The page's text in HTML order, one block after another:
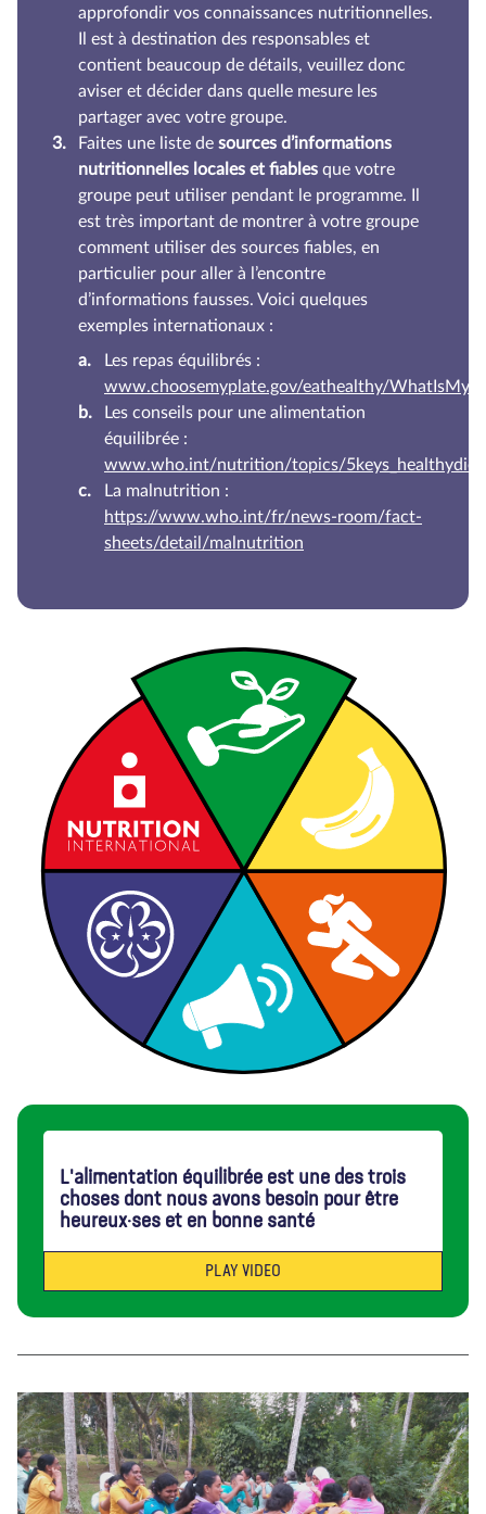
approfondir vos connaissances nutritionnelles.
Il est à destination des responsables et
contient beaucoup de détails, veuillez donc
aviser et décider dans quelle mesure les
partager avec votre groupe.
Faites une liste de sources d’informations
nutritionnelles locales et fiables que votre
groupe peut utiliser pendant le programme. Il
est très important de montrer à votre groupe
comment utiliser des sources fiables, en
particulier pour aller à l’encontre
d’informations fausses. Voici quelques
exemples internationaux :
Les repas équilibrés :
www.choosemyplate.gov/eathealthy/
Les conseils pour une alimentation
équilibrée :
www.who.int/nutrition/topics/
La malnutrition :
https://www.who.int/fr/news-room/fact-
sheets/detail/malnutrition
L'alimentation équilibrée est une des trois
choses dont nous avons besoin pour être
heureux·ses et en bonne santé
PLAY VIDEO